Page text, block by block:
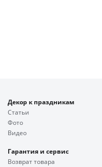
Декор к праздникам
Статьи
Фото
Видео
Гарантия и сервис
Возврат товара